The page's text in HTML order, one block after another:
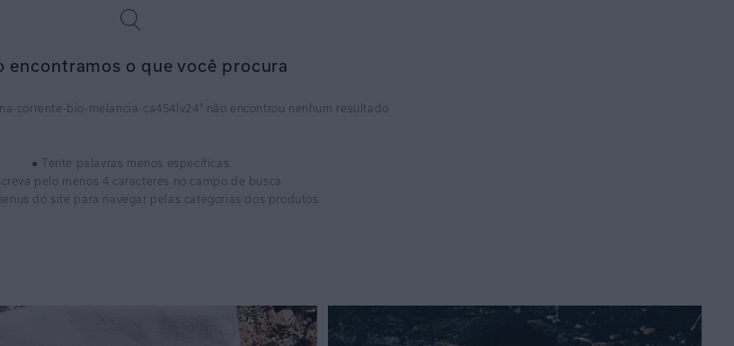
encontramos o que você procura
corrente-bio-melancia-ca454lv24
● Tente palavras menos específicas
pelo menos 4 caracteres no campo de busca
do site para navegar pelas categorias dos produtos